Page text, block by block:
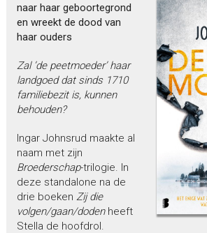
naar haar geboortegrond
en wreekt de dood van
haar ouders
Zal ’de peetmoeder’ haar
landgoed dat sinds 1710
familiebezit is, kunnen
behouden?
Ingar Johnsrud maakte al
naam met zijn
Broederschap-trilogie. In
deze standalone na de
drie boeken Zij die
volgen/gaan/dodenheeft
Stella de hoofdrol.